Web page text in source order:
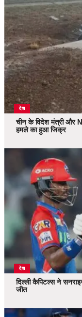
देश
चीन के विदेश मंत्री और
हमले का हुआ जिक्र
देश
दिल्ली कैपिटल्स ने
जीत